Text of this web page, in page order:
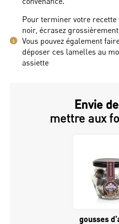
6
Pour terminer votre
noir, écrasez
Vous pouvez également
déposer ces lamelles au
assiette
Envie
mettre aux
gousses